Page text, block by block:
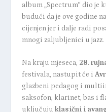
album „Spectrum“ dio je
budući da je ove godine
cijenjen jer i dalje radi
mnogi zaljubljenici u jazz.
Na kraju mjeseca, 28.
festivala, nastupit će i
glazbeni pedagog i
saksofon, klarinet, bas i
uključuju klasični i